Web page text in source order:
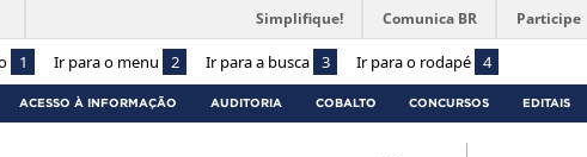
1 Ir para o menu 2 Ir para a busca 3 Ir para o rodapé 4
Simplifique! Comunica BR Participe
ACESSO À INFORMAÇÃO AUDITORIA COBALTO CONCURSOS EDITAIS